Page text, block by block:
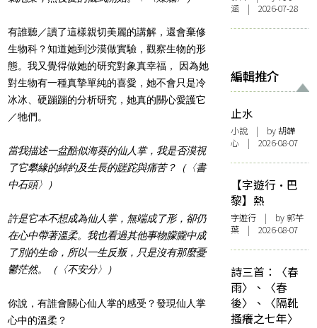
有誰聽／讀了這樣親切美麗的講解，還會棄修
生物科？知道她到沙漠做實驗，觀察生物的形
態。我又覺得做她的研究對象真幸福， 因為她
對生物有一種真摯單純的喜愛，她不會只是冷
冰冰、硬蹦蹦的分析研究，她真的關心愛護它
／牠們。
當我描述一盆酷似海葵的仙人掌，我是否漠視
了它攀緣的綽約及生長的蹉跎與痛苦？（〈書
中石頭〉）
許是它本不想成為仙人掌，無端成了形，卻仍
在心中帶著溫柔。我也看過其他事物朦朧中成
了別的生命，所以一生反叛，只是沒有那麼憂
鬱茫然。（〈不安分〉）
你說，有誰會關心仙人掌的感受？發現仙人掌
心中的溫柔？
涵 | 2026-07-28
編輯推介
止水
小說 | by 胡韡
心 | 2026-08-07
【字遊行·巴
黎】熱
字遊行 | by 郭芊
葉 | 2026-08-07
詩三首：〈春
雨〉、〈春
後〉、〈隔靴
搔癢之七年〉